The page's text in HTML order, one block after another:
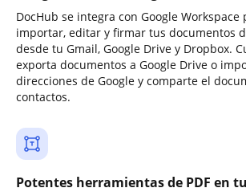
DocHub se integra con Google
importar, editar y firmar tus documentos
desde tu Gmail, Google Drive y Dropbox.
exporta documentos a Google Drive o
direcciones de Google y comparte el
contactos.
Potentes herramientas de PDF en